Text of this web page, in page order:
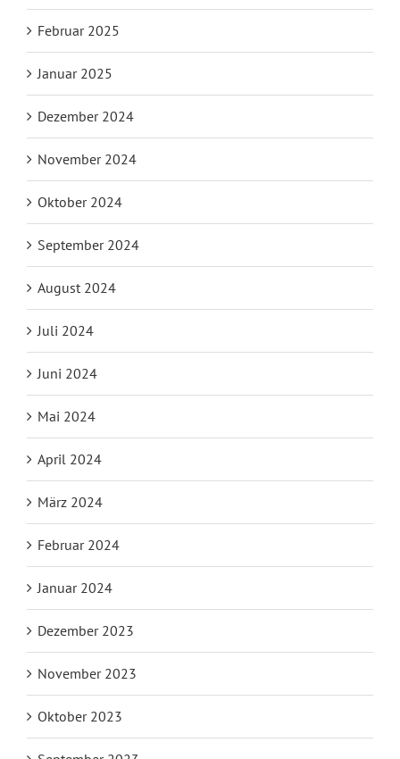
Februar 2025
Januar 2025
Dezember 2024
November 2024
Oktober 2024
September 2024
August 2024
Juli 2024
Juni 2024
Mai 2024
April 2024
März 2024
Februar 2024
Januar 2024
Dezember 2023
November 2023
Oktober 2023